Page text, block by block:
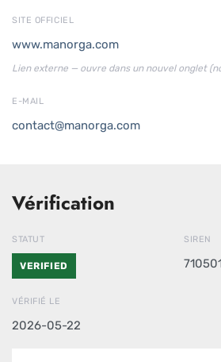
SITE OFFICIEL
www.manorga.com
Lien externe — ouvre dans un nouvel onglet
E-MAIL
contact@manorga.com
Vérification
STATUT
VERIFIED
SIREN
VÉRIFIÉ LE
2026-05-22